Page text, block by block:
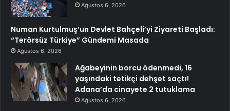
Ağustos 6, 2026
Numan Kurtulmuş’un Devlet Bahçeli’yi Ziyareti Başladı:
“Terörsüz Türkiye” Gündemi Masada
Ağustos 6, 2026
Ağabeyinin borcu ödenmedi, 16
yaşındaki tetikçi dehşet saçtı!
Adana’da cinayete 2 tutuklama
Ağustos 6, 2026